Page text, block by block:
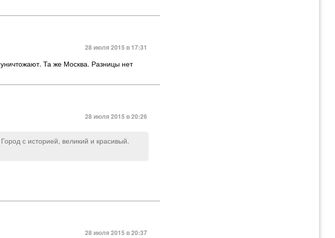
28 июля 2015 в 17:31
Та же Москва. Разницы нет
28 июля 2015 в 20:26
с историей, великий и красивый.
28 июля 2015 в 20:37